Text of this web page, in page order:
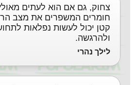
צחוק, גם אם הוא לעתים
חומרים המשפרים את מצב
קטן יכול לעשות נפלאות
ולהרגשה.
לילך נהרי